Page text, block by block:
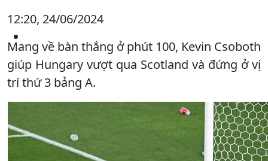
12:20, 24/06/2024
Mang về bàn thắng ở phút 100, Kevin Csoboth
giúp Hungary vượt qua Scotland và đứng ở vị
trí thứ 3 bảng A.